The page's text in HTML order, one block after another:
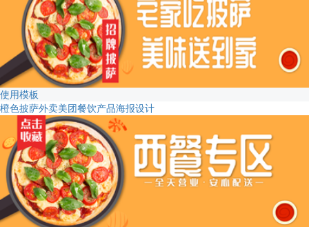
使用模板
橙色披萨外卖美团餐饮产品海报设计